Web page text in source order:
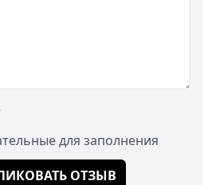
для заполнения
ОТЗЫВ